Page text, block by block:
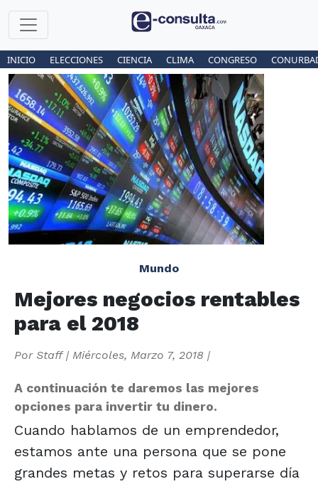
INICIO ELECCIONES CIENCIA CLIMA CONGRESO
Mundo
Mejores negocios rentables
para el 2018
Por Staff| Miércoles, Marzo 7, 2018 |
A continuación te daremos las mejores
opciones para invertir tu dinero.
Cuando hablamos de un emprendedor,
estamos ante una persona que se pone
grandes metas y retos para superarse día